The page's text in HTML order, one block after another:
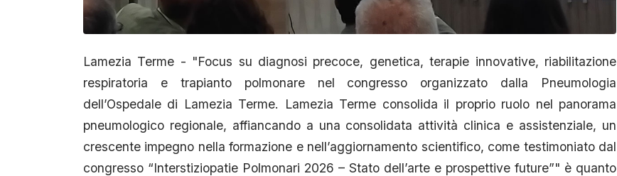
Lamezia Terme - "Focus su diagnosi precoce, genetica, terapie innovative, riabilitazione
respiratoria e trapianto polmonare nel congresso organizzato dalla Pneumologia
dell’Ospedale di Lamezia Terme. Lamezia Terme consolida il proprio ruolo nel panorama
pneumologico regionale, affiancando a una consolidata attività clinica e assistenziale, un
crescente impegno nella formazione e nell’aggiornamento scientifico, come testimoniato dal
congresso “Interstiziopatie Polmonari 2026 – Stato dell’arte e prospettive future”" è quanto